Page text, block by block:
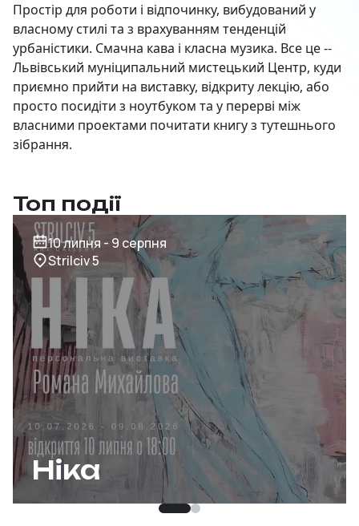
Простір для роботи і відпочинку, вибудований у
власному стилі та з врахуванням тенденцій
урбаністики. Смачна кава і класна музика. Все це --
Львівський муніципальний мистецький Центр, куди
приємно прийти на виставку, відкриту лекцію, або
просто посидіти з ноутбуком та у перерві між
власними проектами почитати книгу з тутешнього
зібрання.
Топ події
10 липня - 9 серпня
Strilciv 5
Ніка